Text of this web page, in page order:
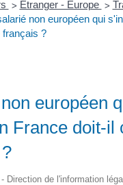
> Étranger - Europe >
non européen qui
français ?
européen
France doit-il
Direction de l'information